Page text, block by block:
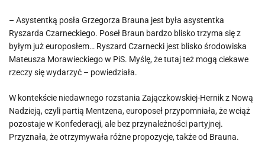
– Asystentką posła Grzegorza Brauna jest była asystentka
Ryszarda Czarneckiego. Poseł Braun bardzo blisko trzyma się z
byłym już europosłem… Ryszard Czarnecki jest blisko środowiska
Mateusza Morawieckiego w PiS. Myślę, że tutaj też mogą ciekawe
rzeczy się wydarzyć – powiedziała.
W kontekście niedawnego rozstania Zajączkowskiej-Hernik z Nową
Nadzieją, czyli partią Mentzena, europoseł przypomniała, że wciąż
pozostaje w Konfederacji, ale bez przynależności partyjnej.
Przyznała, że otrzymywała różne propozycje, także od Brauna.